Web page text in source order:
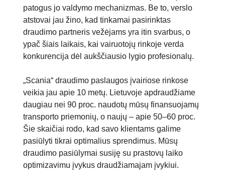
patogus jo valdymo mechanizmas. Be to, verslo
atstovai jau žino, kad tinkamai pasirinktas
draudimo partneris vežėjams yra itin svarbus, o
ypač šiais laikais, kai vairuotojų rinkoje verda
konkurencija dėl aukščiausio lygio profesionalų.
„Scania“ draudimo paslaugos įvairiose rinkose
veikia jau apie 10 metų. Lietuvoje apdraudžiame
daugiau nei 90 proc. naudotų mūsų finansuojamų
transporto priemonių, o naujų – apie 50–60 proc.
Šie skaičiai rodo, kad savo klientams galime
pasiūlyti tikrai optimalius sprendimus. Mūsų
draudimo pasiūlymai susiję su prastovų laiko
optimizavimu įvykus draudžiamajam įvykiui.